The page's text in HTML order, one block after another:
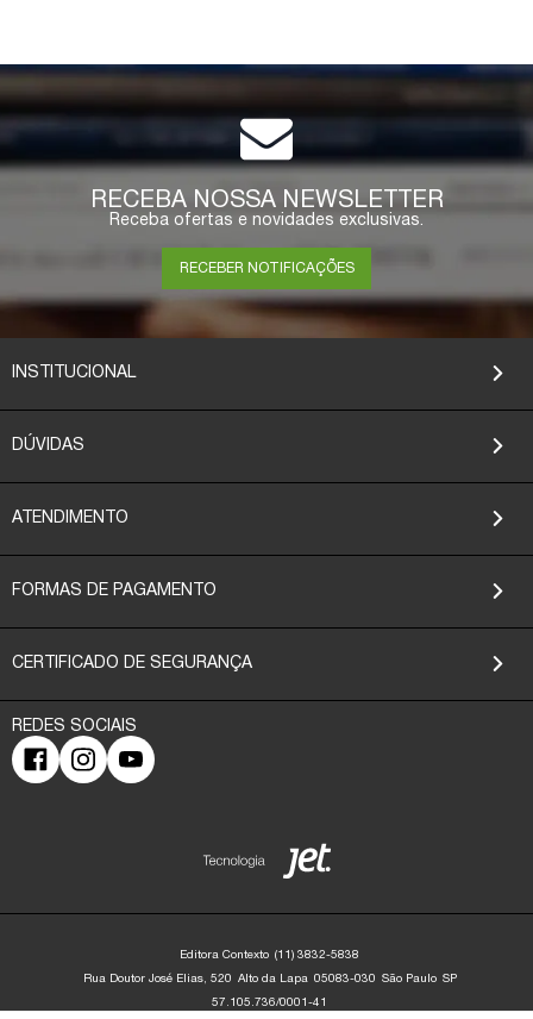
RECEBA NOSSA NEWSLETTER
Receba ofertas e novidades exclusivas.
RECEBER NOTIFICAÇÕES
INSTITUCIONAL
DÚVIDAS
ATENDIMENTO
FORMAS DE PAGAMENTO
CERTIFICADO DE SEGURANÇA
Editora Contexto (11) 3832-5838
Rua Doutor José Elias, 520 Alto da Lapa 05083-030 São Paulo SP
57.105.736/0001-41